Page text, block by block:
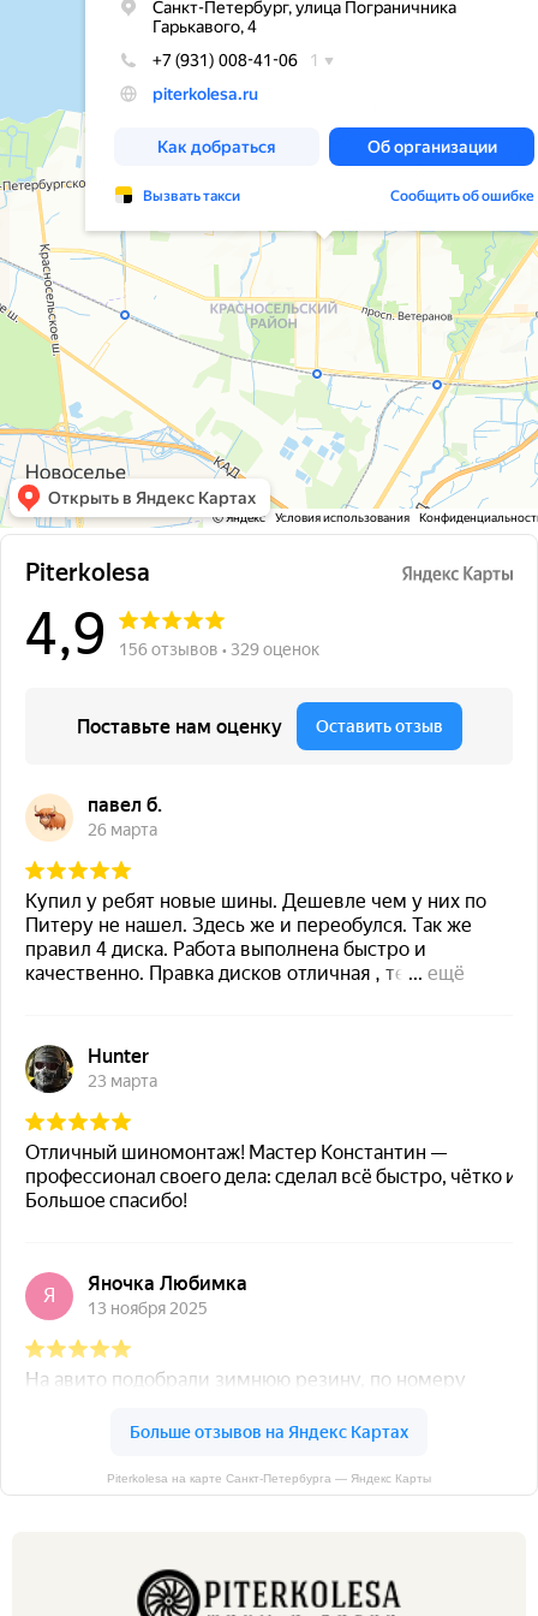
Piterkolesa на карте Санкт‑Петербурга — Яндекс Карты